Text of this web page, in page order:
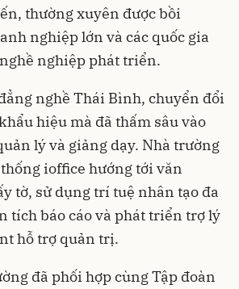
thường xuyên được bồi
nghiệp lớn và các quốc gia
nghiệp phát triển.
nghề Thái Bình, chuyển đổi
hiệu mà đã thấm sâu vào
lý và giảng dạy. Nhà trường
ioffice hướng tới văn
tờ, sử dụng trí tuệ nhân tạo đa
tích báo cáo và phát triển trợ lý
hỗ trợ quản trị.
đã phối hợp cùng Tập đoàn